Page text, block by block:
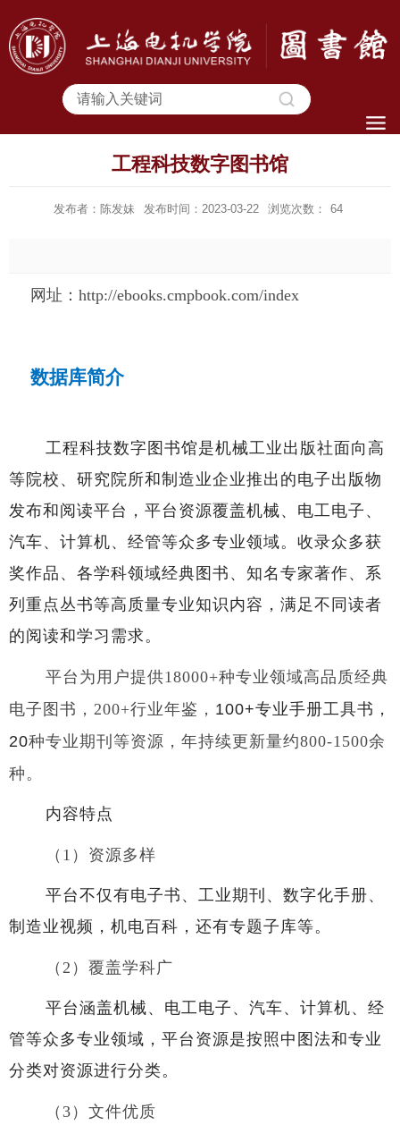
工程科技数字图书馆
发布者：陈发妹 发布时间：2023-03-22 浏览次数： 64
网址： http://ebooks.cmpbook.com/index
数据库简介
工程科技数字图书馆是机械工业出版社面向高
等院校、研究院所和制造业企业推出的电子出版物
发布和阅读平台，平台资源覆盖机械、电工电子、
汽车、计算机、经管等众多专业领域。收录众多获
奖作品、各学科领域经典图书、知名专家著作、系
列重点丛书等高质量专业知识内容，满足不同读者
的阅读和学习需求。
平台为用户提供18000+种专业领域高品质经典
电子图书，200+行业年鉴， 100+专业手册工具书，
20种专业期刊等资源，年持续更新量约800-1500余
种。
内容特点
（ 1）资源多样
平台不仅有电子书、工业期刊、数字化手册、
制造业视频，机电百科，还有专题子库等。
（ 2）覆盖学科广
平台涵盖机械、电工电子、汽车、计算机、经
管等众多专业领域，平台资源是按照中图法和专业
分类对资源进行分类。
（ 3）文件优质